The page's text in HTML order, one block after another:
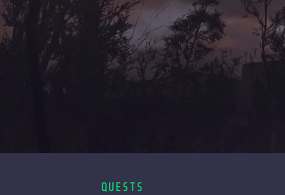
QUESTS